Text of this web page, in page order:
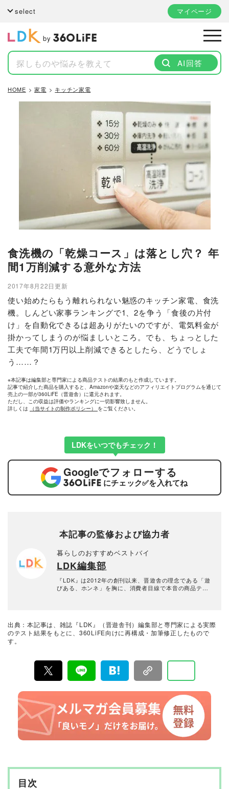
select マイページ
by
AI回答
HOME 家電 キッチン家電
食洗機の「乾燥コース」は落とし穴？ 年
間1万削減する意外な方法
2017年8月22日更新
使い始めたらもう離れられない魅惑のキッチン家電、食洗
機。しんどい家事ランキングで1、2を争う「食後の片付
け」を自動化できるは超ありがたいのですが、電気料金が
掛かってしまうのが悩ましいところ。でも、ちょっとした
工夫で年間1万円以上削減できるとしたら、どうでしょ
う……？
※本記事は編集部と専門家による商品テストの結果のもと作成しています。
記事で紹介した商品を購入すると、Amazonや楽天などのアフィリエイトプログラムを通じて
売上の一部が360LiFE（晋遊舎）に還元されます。
ただし、この収益は評価やランキングに一切影響致しません。
詳しくは
（当サイトの制作ポリシー） をご覧ください。
LDKをいつでもチェック！
Googleでフォローする
にチェック✅を入れてね
本記事の監修および協力者
暮らしのおすすめベストバイ
LDK編集部
『LDK』は2012年の創刊以来、晋遊舎の理念である「遊
びある、ホンネ」を胸に、消費者目線で本音の商品テス
て見つけた「本当に良いもの」と「お役立ち情報」を厳
選してあなたにお届け。編集長・高橋咲彩を中心に、11
出典：本記事は、雑誌『LDK』（晋遊舎刊）編集部と専門家による実際
のテスト結果をもとに、360LiFE向けに再構成・加筆修正したもので
す。
目次